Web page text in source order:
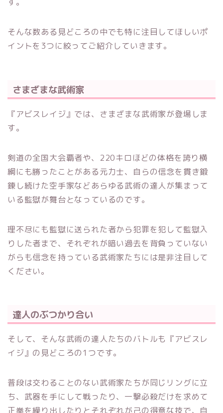
そんな数ある見どころの中でも特に注目してほしいポ
イントを3つに絞ってご紹介していきます。
さまざまな武術家
『アビスレイジ』では、さまざまな武術家が登場しま
す。
剣道の全国大会覇者や、220キロほどの体格を誇り横
綱にも勝ったことがある元力士、自らの信念を貫き鍛
錬し続けた空手家などあらゆる武術の達人が集まって
いる監獄が舞台となっているのです。
理不尽にも監獄に送られた者から犯罪を犯して監獄入
りした者まで、それぞれが暗い過去を背負っていない
がらも信念を持っている武術家たちには是非注目して
ください。
達人のぶつかり合い
そして、そんな武術の達人たちのバトルも『アビスレ
イジ』の見どころの1つです。
普段は交わることのない武術家たちが同じリングに立
ち、武器を手にして戦ったり、一撃必殺だけを求めて
正拳を繰り出したりとそれぞれが己の得意な技で、自